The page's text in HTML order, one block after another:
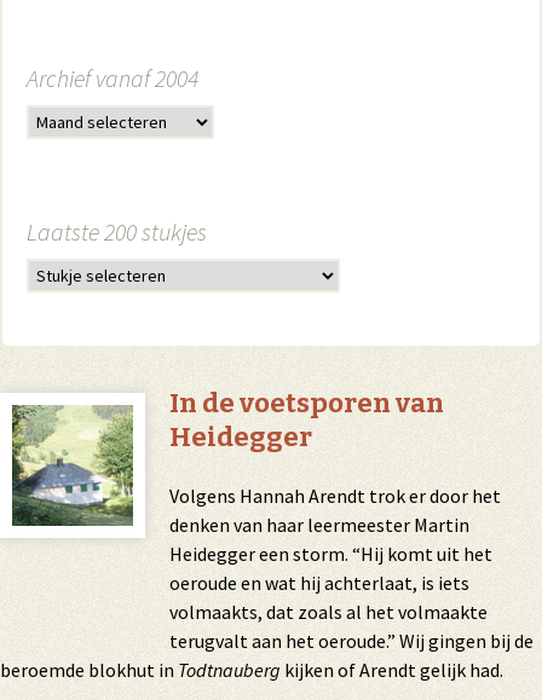
Archief vanaf 2004
Laatste 200 stukjes
In de voetsporen van
Heidegger
Volgens Hannah Arendt trok er door het
denken van haar leermeester Martin
Heidegger een storm. “Hij komt uit het
oeroude en wat hij achterlaat, is iets
volmaakts, dat zoals al het volmaakte
terugvalt aan het oeroude.” Wij gingen bij de
beroemde blokhut in Todtnauberg kijken of Arendt gelijk had.